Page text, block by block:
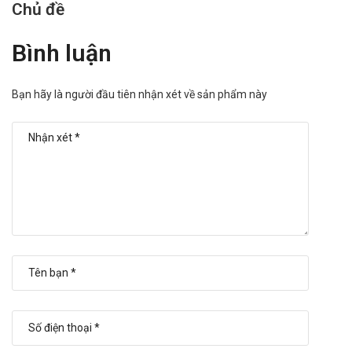
Trong trường hợp bệnh nhân gặp phải bất kỳ biểu hiện lạ nghi
dược sĩ chỉ định sử dụng thuốc này để xử lý kịp thời, tránh chủ
quan để các biểu hiện trở nên nặng hơn hoặc có thể xảy ra
Trong quá trình điều trị có sử dụng thuốc Paracetamol A.T
Dùng cùng với phenothiazin làm tăng tác dụng hạ sốt, do
đó cần chú ý khi dùng đồng thời.
làm tăng tính độc hại do làm tăng chuyển hóa thuốc thành
Chủ đề
Bình luận
Bạn hãy là người đầu tiên nhận xét về sản phẩm này